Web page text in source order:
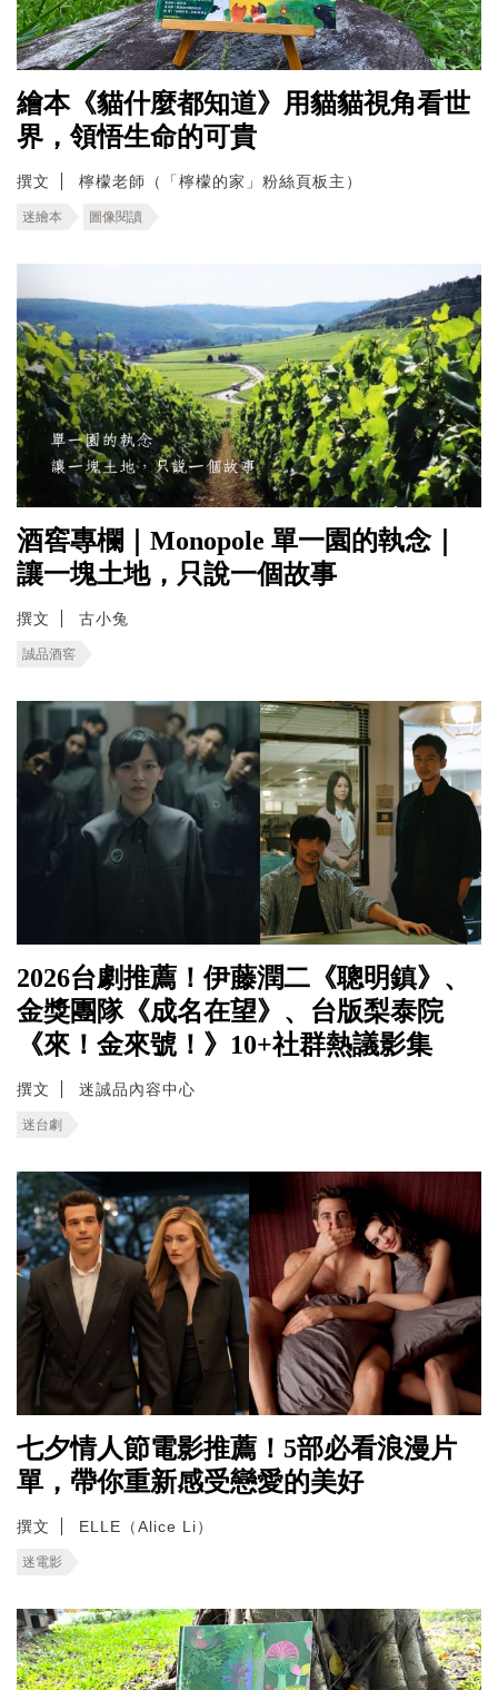
繪本《貓什麼都知道》用貓貓視角看世
界，領悟生命的可貴
撰文 檸檬老師（「檸檬的家」粉絲頁板主）
迷繪本 圖像閱讀
酒窖專欄｜Monopole 單一園的執念｜
讓一塊土地，只說一個故事
撰文 古小兔
誠品酒窖
2026台劇推薦！伊藤潤二《聰明鎮》、
金獎團隊《成名在望》、台版梨泰院
《來！金來號！》10+社群熱議影集
撰文 迷誠品內容中心
迷台劇
七夕情人節電影推薦！5部必看浪漫片
單，帶你重新感受戀愛的美好
撰文 ELLE（Alice Li）
迷電影